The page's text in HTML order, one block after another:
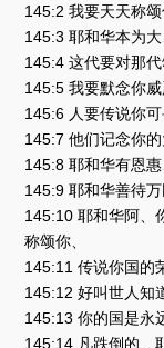
145:2 我要天天称
145:3 耶和华本为
145:4 这代要对那
145:5 我要默念你
145:6 人要传说你
145:7 他们记念你
145:8 耶和华有恩
145:9 耶和华善待
145:10 耶和华阿、
称颂你、
145:11 传说你国的
145:12 好叫世人知
145:13 你的国是永
145:14 凡跌倒的、